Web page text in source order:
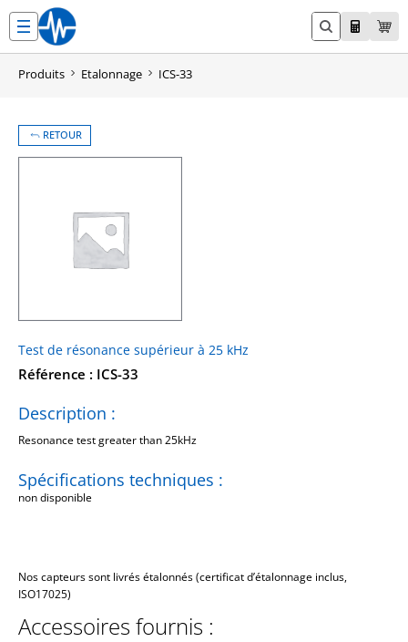
contenu
Produits Etalonnage ICS-33
RETOUR
Test de résonance supérieur à 25 kHz
Référence : ICS-33
Spécifications techniques :
non disponible
Description :
Resonance test greater than 25kHz
Nos capteurs sont livrés étalonnés (certificat d’étalonnage inclus,
ISO17025)
Accessoires fournis :